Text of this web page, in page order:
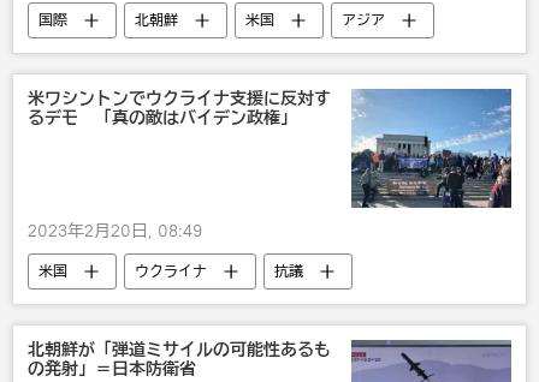
国際 北朝鮮 米国
アジア
戦争・紛争・対立・外交
米ワシントンでウクライナ支援に反対す
るデモ 「真の敵はバイデン政権」
2023年2月20日, 08:49
米国 ウクライナ
抗議
戦争・紛争・対立・外交
北朝鮮が「弾道ミサイルの可能性あるも
の発射」＝日本防衛省